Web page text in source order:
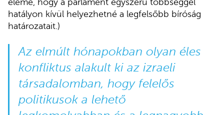
hatályon kívül helyezhetné a legfelsőbb bíróság
határozatait.)
Az elmúlt hónapokban olyan éles
konfliktus alakult ki az izraeli
társadalomban, hogy felelős
politikusok a lehető